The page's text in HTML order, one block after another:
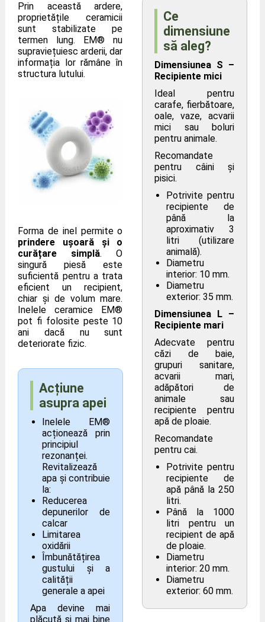
Prin această ardere,
proprietățile ceramicii
sunt stabilizate pe
termen lung. EM® nu
supraviețuiesc arderii, dar
informația lor rămâne în
structura lutului.
Forma de inel permite o
prindere ușoară și o
curățare simplă. O
singură piesă este
suficientă pentru a trata
eficient un recipient,
chiar și de volum mare.
Inelele ceramice EM®
pot fi folosite peste 10
ani dacă nu sunt
deteriorate fizic.
Acțiune
asupra apei
Inelele EM®
acționează prin
principiul
rezonanței.
Revitalizează
apa și contribuie
la:
Reducerea
depunerilor de
calcar
Limitarea
oxidării
Îmbunătățirea
gustului și a
calității
generale a apei
Apa devine mai
plăcută și mai bine
Ce
dimensiune
să aleg?
Dimensiunea S –
Recipiente mici
Ideal pentru
carafe, fierbătoare,
oale, vaze, acvarii
mici sau boluri
pentru animale.
Recomandate
pentru câini și
pisici.
Potrivite pentru
recipiente de
până la
aproximativ 3
litri (utilizare
animală).
Diametru
interior: 10 mm.
Diametru
exterior: 35 mm.
Dimensiunea L –
Recipiente mari
Adecvate pentru
căzi de baie,
grupuri sanitare,
acvarii mari,
adăpători de
animale sau
recipiente pentru
apă de ploaie.
Recomandate
pentru cai.
Potrivite pentru
recipiente de
apă până la 250
litri.
Până la 1000
litri pentru un
recipient de apă
de ploaie.
Diametru
interior: 20 mm.
Diametru
exterior: 60 mm.